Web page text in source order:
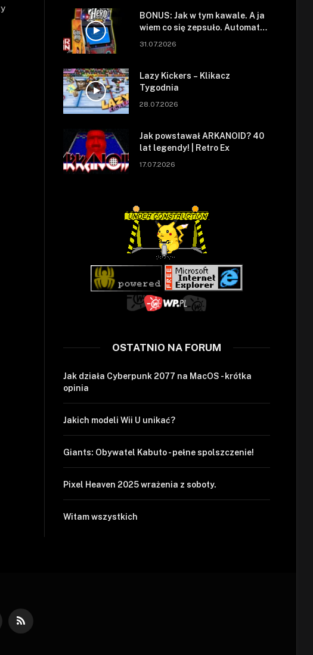
BONUS: Jak w tym kawale. A ja
wiem co się zepsuło. Automat
31.07.2026
Lazy Kickers – Klikacz
Tygodnia
28.07.2026
Jak powstawał ARKANOID? 40
lat legendy! | Retro Ex
17.07.2026
OSTATNIO NA FORUM
Jak działa Cyberpunk 2077 na MacOS - krótka
opinia
Jakich modeli Wii U unikać?
Giants: Obywatel Kabuto - pełne spolszczenie!
Pixel Heaven 2025 wrażenia z soboty.
Witam wszystkich
RSS